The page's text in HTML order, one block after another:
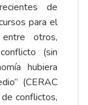
de
para el
otros,
(sin
hubiera
(CERAC
conflictos,